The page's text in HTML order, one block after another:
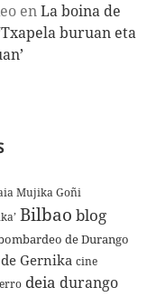
enLa boina de
buruan eta
Mujika Goñi
Bilbao blog
de Durango
Gernika cine
deia durango